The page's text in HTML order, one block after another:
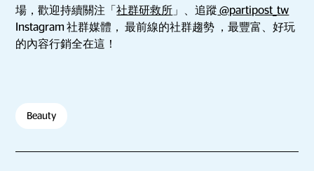
場，歡迎持續關注「社群研救所 」、追蹤 @partipost_tw
Instagram 社群媒體， 最前線的社群趨勢 ，最豐富、好玩
的內容行銷全在這！
Beauty